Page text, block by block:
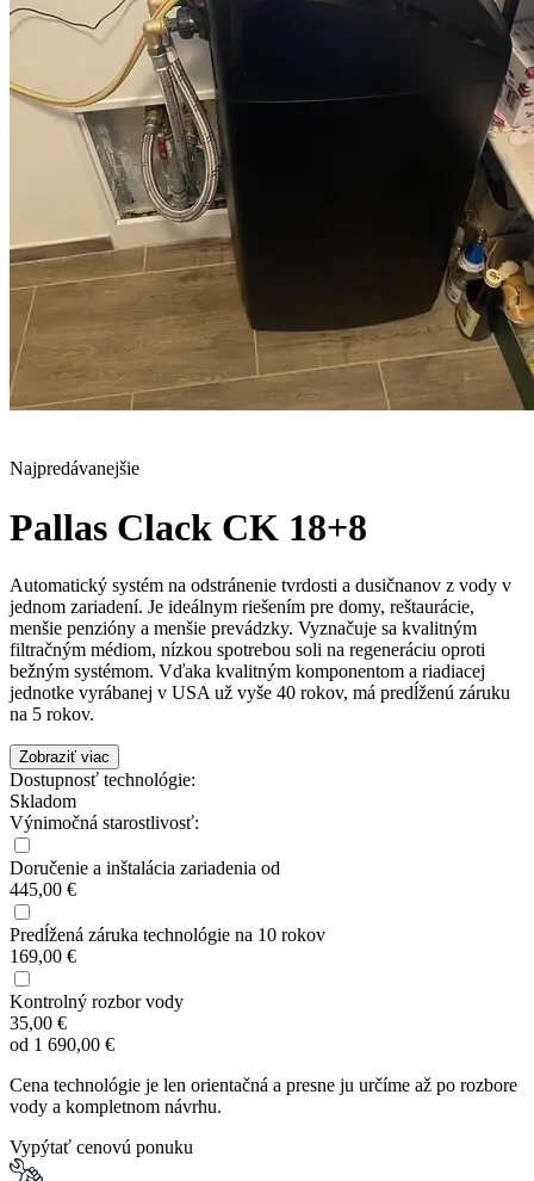
Najpredávanejšie
Pallas Clack CK 18+8
Automatický systém na odstránenie tvrdosti a dusičnanov z vody v
jednom zariadení. Je ideálnym riešením pre domy, reštaurácie,
menšie penzióny a menšie prevádzky. Vyznačuje sa kvalitným
filtračným médiom, nízkou spotrebou soli na regeneráciu oproti
bežným systémom. Vďaka kvalitným komponentom a riadiacej
jednotke vyrábanej v USA už vyše 40 rokov, má predĺženú záruku
na 5 rokov.
Zobraziť viac
Dostupnosť technológie:
Skladom
Výnimočná starostlivosť:
Doručenie a inštalácia zariadenia od
445,00 €
Predĺžená záruka technológie na 10 rokov
169,00 €
Kontrolný rozbor vody
35,00 €
od 1 690,00 €
Cena technológie je len orientačná a presne ju určíme až po rozbore
vody a kompletnom návrhu.
Vypýtať cenovú ponuku